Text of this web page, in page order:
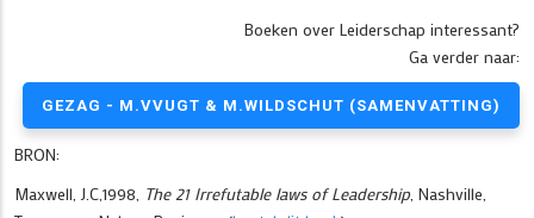
Boeken over Leiderschap interessant?
Ga verder naar:
GEZAG - M.VVUGT & M.WILDSCHUT (SAMENVATTING)
BRON:
Maxwell, J.C,1998, The 21 Irrefutable laws of Leadership , Nashville,